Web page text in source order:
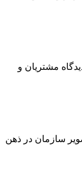
مشتریان و
سازمان در ذهن